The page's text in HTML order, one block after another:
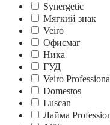
Synergetic
Мягкий знак
Veiro
Офисмаг
Ника
ГУД
Veiro
Domestos
Luscan
Лайма